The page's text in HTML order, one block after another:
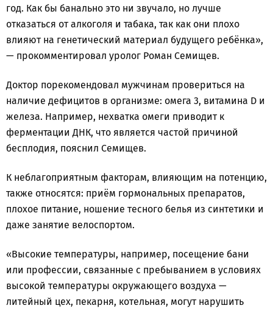
год. Как бы банально это ни звучало, но лучше
отказаться от алкоголя и табака, так как они плохо
влияют на генетический материал будущего ребёнка»,
— прокомментировал уролог Роман Семищев.
Доктор порекомендовал мужчинам провериться на
наличие дефицитов в организме: омега 3, витамина D и
железа. Например, нехватка омеги приводит к
ферментации ДНК, что является частой причиной
бесплодия, пояснил Семищев.
К неблагоприятным факторам, влияющим на потенцию,
также относятся: приём гормональных препаратов,
плохое питание, ношение тесного белья из синтетики и
даже занятие велоспортом.
«Высокие температуры, например, посещение бани
или профессии, связанные с пребыванием в условиях
высокой температуры окружающего воздуха —
литейный цех, пекарня, котельная, могут нарушить